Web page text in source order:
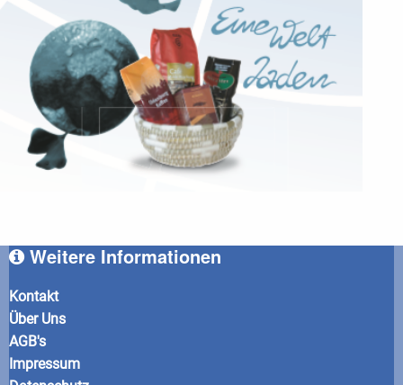
Weitere Informationen
Kontakt
Über Uns
AGB's
Impressum